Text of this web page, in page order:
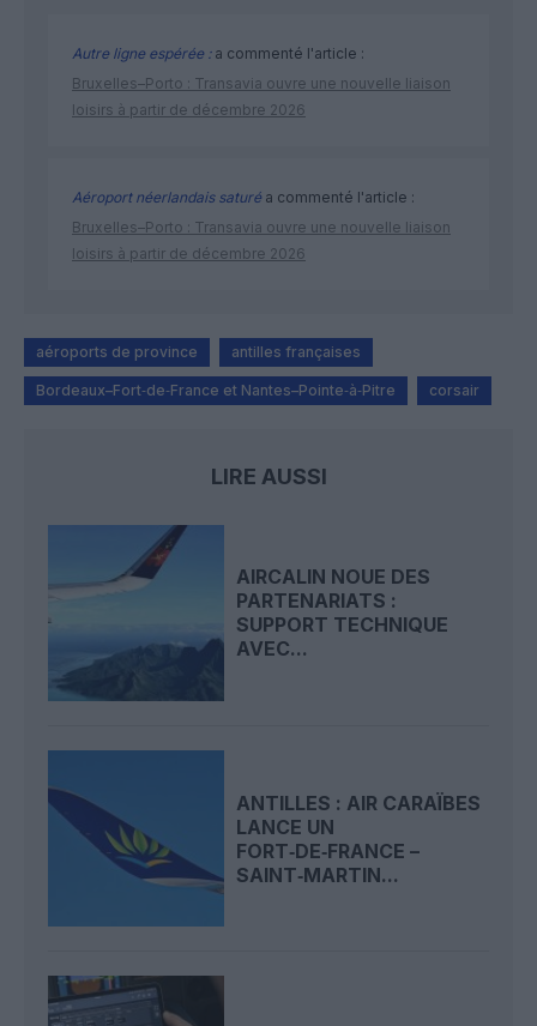
Autre ligne espérée :a commenté l'article :
Bruxelles–Porto : Transavia ouvre une nouvelle liaison
loisirs à partir de décembre 2026
Aéroport néerlandais saturéa commenté l'article :
Bruxelles–Porto : Transavia ouvre une nouvelle liaison
loisirs à partir de décembre 2026
aéroports de province antilles françaises
Bordeaux–Fort‑de‑France et Nantes–Pointe‑à‑Pitre corsair
LIRE AUSSI
AIRCALIN NOUE DES
PARTENARIATS :
SUPPORT TECHNIQUE
AVEC...
ANTILLES : AIR CARAÏBES
LANCE UN
FORT‑DE‑FRANCE –
SAINT‑MARTIN...